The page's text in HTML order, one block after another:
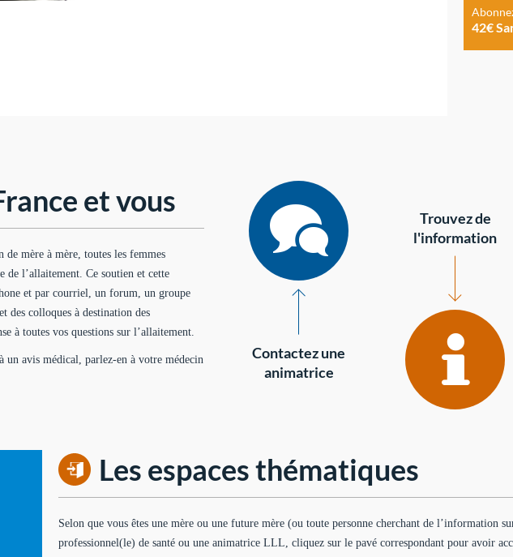
42€
et vous
mère à mère, toutes les femmes
l’allaitement. Ce soutien et cette
et par courriel, un forum, un groupe
des colloques à destination des
à toutes vos questions sur l’allaitement.
un avis médical, parlez-en à votre médecin
Contactez une
animatrice
Trouvez de
l'information
Les espaces thématiques
Selon que vous êtes une mère ou une future mère (ou toute personne cherchant de l’information
professionnel(le) de santé ou une animatrice LLL, cliquez sur le pavé correspondant pour avoir